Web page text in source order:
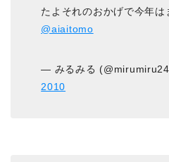
たよそれのおかげで今年は
@aiaitomo
— みるみる
2010